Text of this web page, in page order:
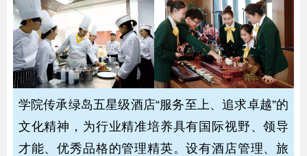
学院传承绿岛五星级酒店“服务至上、追求卓越”的
文化精神，为行业精准培养具有国际视野、领导
才能、优秀品格的管理精英。设有酒店管理、旅